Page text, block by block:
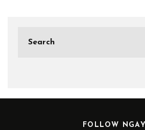
FOLLOW NGAY